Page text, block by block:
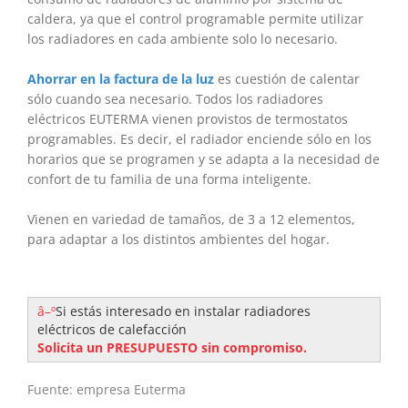
caldera, ya que el control programable permite utilizar
los radiadores en cada ambiente solo lo necesario.
Ahorrar en la factura de la luz es cuestión de calentar
sólo cuando sea necesario. Todos los radiadores
eléctricos EUTERMA vienen provistos de termostatos
programables. Es decir, el radiador enciende sólo en los
horarios que se programen y se adapta a la necesidad de
confort de tu familia de una forma inteligente.
Vienen en variedad de tamaños, de 3 a 12 elementos,
para adaptar a los distintos ambientes del hogar.
â–ºSi estás interesado en instalar radiadores
eléctricos de calefacción
Solicita un PRESUPUESTO sin compromiso.
Fuente: empresa Euterma